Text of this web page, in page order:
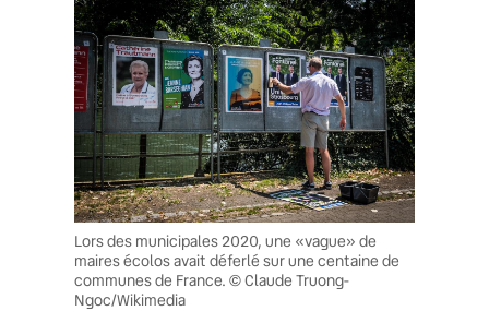
Lors des municipales 2020, une «vague» de
maires écolos avait déferlé sur une centaine de
communes de France. © Claude Truong-
Ngoc/Wikimedia